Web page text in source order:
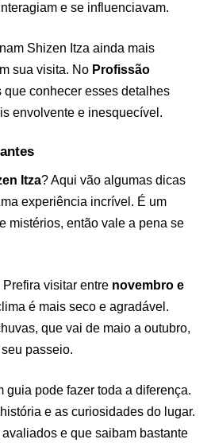
e se influenciavam.
Shizen Itza ainda mais
sua visita. No Profissão
que conhecer esses detalhes
envolvente e inesquecível.
Itza? Aqui vão algumas dicas
experiência incrível. É um
mistérios, então vale a pena se
Prefira visitar entre novembro e
é mais seco e agradável.
que vai de maio a outubro,
passeio.
guia pode fazer toda a diferença.
e as curiosidades do lugar.
e que saibam bastante